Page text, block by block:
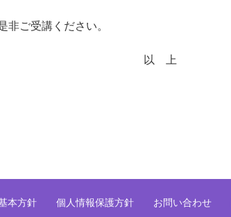
ご受講ください。
以 上
本方針 個人情報保護方針 お問い合わせ